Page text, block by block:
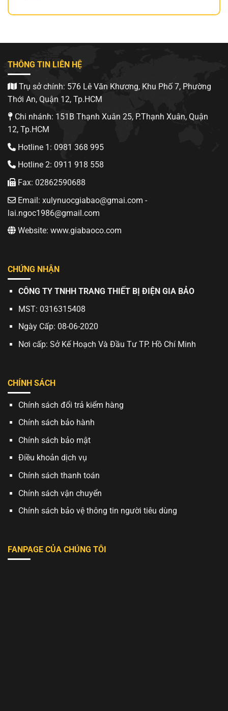
THÔNG TIN LIÊN HỆ
Trụ sở chính: 576 Lê Văn Khương, Khu Phố 7, Phường
Thới An, Quận 12, Tp.HCM
Chi nhánh: 151B Thạnh Xuân 25, P.Thạnh Xuân, Quận
12, Tp.HCM
Hotline 1: 0981 368 995
Hotline 2: 0911 918 558
Fax: 02862590688
Email: xulynuocgiabao@gmai.com -
lai.ngoc1986@gmail.com
Website: www.giabaoco.com
CHỨNG NHẬN
CÔNG TY TNHH TRANG THIẾT BỊ ĐIỆN GIA BẢO
MST: 0316315408
Ngày Cấp: 08-06-2020
Nơi cấp: Sở Kế Hoạch Và Đầu Tư TP. Hồ Chí Minh
CHÍNH SÁCH
Chính sách đổi trả kiểm hàng
Chính sách bảo hành
Chính sách bảo mật
Điều khoản dịch vụ
Chính sách thanh toán
Chính sách vận chuyển
Chính sách bảo vệ thông tin người tiêu dùng
FANPAGE CỦA CHÚNG TÔI